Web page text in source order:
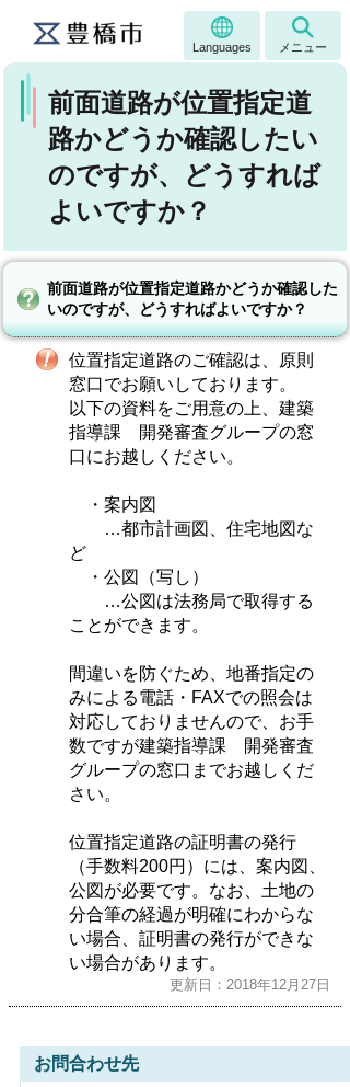
Languages メニュー
前面道路が位置指定道
路かどうか確認したい
のですが、どうすれば
よいですか？
前面道路が位置指定道路かどうか確認した
いのですが、どうすればよいですか？
位置指定道路のご確認は、原則
窓口でお願いしております。
以下の資料をご用意の上、建築
指導課 開発審査グループの窓
口にお越しください。
・案内図
…都市計画図、住宅地図な
ど
・公図（写し）
…公図は法務局で取得する
ことができます。
間違いを防ぐため、地番指定の
みによる電話・FAXでの照会は
対応しておりませんので、お手
数ですが建築指導課 開発審査
グループの窓口までお越しくだ
さい。
位置指定道路の証明書の発行
（手数料200円）には、案内図、
公図が必要です。なお、土地の
分合筆の経過が明確にわからな
い場合、証明書の発行ができな
い場合があります。
更新日：2018年12月27日
お問合わせ先